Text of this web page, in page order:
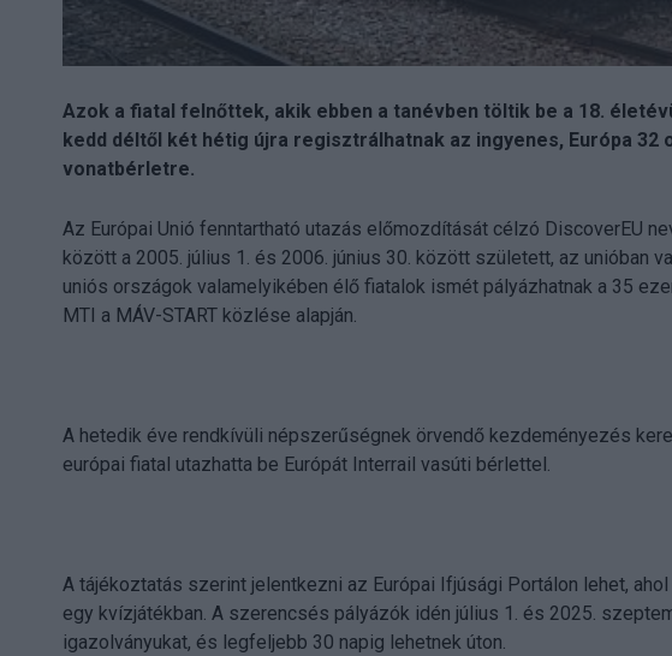
Azok a fiatal felnőttek, akik ebben a tanévben töltik be a 18.
kedd déltől két hétig újra regisztrálhatnak az ingyenes, Európa 32
vonatbérletre.
Az Európai Unió fenntartható utazás előmozdítását célzó DiscoverEU
között a 2005. július 1. és 2006. június 30. között született, az unióban
uniós országok valamelyikében élő fiatalok ismét pályázhatnak a 35
MTI a MÁV-START közlése alapján.
A hetedik éve rendkívüli népszerűségnek örvendő kezdeményezés
európai fiatal utazhatta be Európát Interrail vasúti bérlettel.
A tájékoztatás szerint jelentkezni az Európai Ifjúsági Portálon lehet,
egy kvízjátékban. A szerencsés pályázók idén július 1. és 2025.
igazolványukat, és legfeljebb 30 napig lehetnek úton.